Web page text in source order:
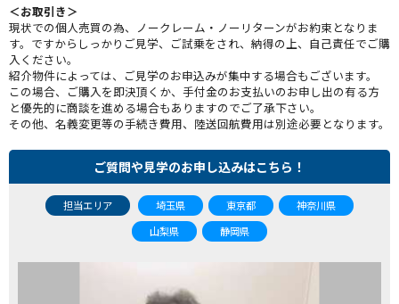
＜お取引き＞
現状での個人売買の為、ノークレーム・ノーリターンがお約束となりま
す。ですからしっかりご見学、ご試乗をされ、納得の上、自己責任でご購
入ください。
紹介物件によっては、ご見学のお申込みが集中する場合もございます。
この場合、ご購入を即決頂くか、手付金のお支払いのお申し出の有る方
と優先的に商談を進める場合もありますのでご了承下さい。
その他、名義変更等の手続き費用、陸送回航費用は別途必要となります。
ご質問や見学のお申し込みはこちら！
担当エリア 埼玉県 東京都
神奈川県
山梨県
静岡県